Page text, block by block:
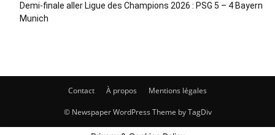
Demi-finale aller Ligue des Champions 2026 : PSG 5 – 4 Bayern
Munich
Contact À propos Mentions légales
© Newspaper WordPress Theme by TagDiv